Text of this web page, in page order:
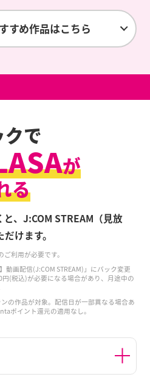
すめ作品はこちら
で
が
る
、J:COM STREAM（見放
けます。
利用が必要です。
画配信(J:COM STREAM)」にパック変更
(税込)が必要になる場合があり、月途中の
の作品が対象。配信日が一部異なる場合あ
ポイント還元の適用なし。